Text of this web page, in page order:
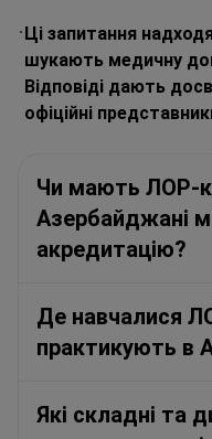
Ці запитання
шукають медичну
Відповіді дають
офіційні
Чи мають ЛОР-
Азербайджані
акредитацію?
Де навчалися
практикують в
Які складні та